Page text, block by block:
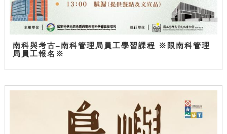
南科與考古–南科管理局員工學習課程 ※限南科管理
局員工報名※